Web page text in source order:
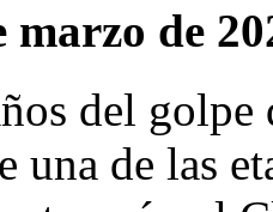
marzo de
del golpe
una de las